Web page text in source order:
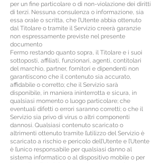
per un fine particolare o di non-violazione dei diritti
di terzi. Nessuna consulenza o informazione, sia
essa orale o scritta, che l’Utente abbia ottenuto
dal Titolare o tramite il Servizio creerà garanzie
non espressamente previste nel presente
documento
Fermo restando quanto sopra, il Titolare e i suoi
sottoposti, affiliati, funzionari, agenti, contitolari
del marchio, partner, fornitori e dipendenti non
garantiscono che il contenuto sia accurato,
affidabile o corretto; che il Servizio sarà
disponibile, in maniera ininterrotta e sicura, in
qualsiasi momento o luogo particolare; che
eventuali difetti o errori saranno corretti; o che il
Servizio sia privo di virus o altri componenti
dannosi. Qualsiasi contenuto scaricato o
altrimenti ottenuto tramite l’utilizzo del Servizio è
scaricato a rischio e pericolo dell’Utente e l’Utente
è l’unico responsabile per qualsiasi danno al
sistema informatico o al dispositivo mobile o per